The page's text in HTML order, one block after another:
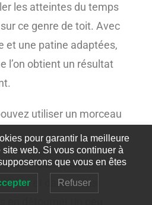
les atteintes du temps
ce genre de toit. Avec
et une patine adaptées,
l’on obtient un résultat
utiliser un morceau
architectes) utilisent
et dans le cas
pour garantir la meilleure
web. Si vous continuer à
que vous en êtes
Refuser